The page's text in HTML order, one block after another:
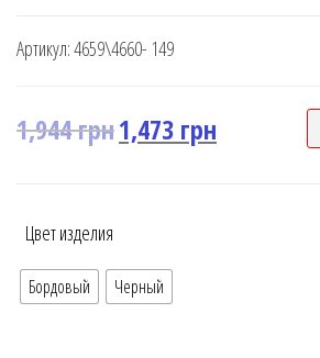
Артикул:4659\4660- 149
1,944грн1,473 грн
Цвет изделия
Бордовый Черный